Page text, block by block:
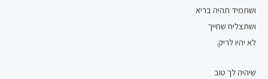
ושתמיד תהיה בריא
ושתצליח שחייך
לא יהיו לריק.
שיהיה לך טוב